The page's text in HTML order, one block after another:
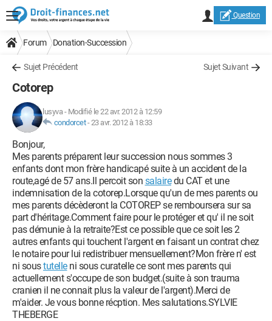
Question
Forum Donation-Succession
Sujet Précédent Sujet Suivant
Cotorep
lusyva- Modifié le 22 avr. 2012 à 12:59
condorcet-23 avr. 2012 à 18:33
Bonjour,
Mes parents préparent leur succession nous sommes 3
enfants dont mon frère handicapé suite à un accident de la
route,agé de 57 ans.Il percoit son salairedu CAT et une
indemnisation de la cotorep.Lorsque qu'un de mes parents ou
mes parents décèderont la COTOREP se remboursera sur sa
part d'héritage.Comment faire pour le protéger et qu' il ne soit
pas démunie à la retraite?Est ce possible que ce soit les 2
autres enfants qui touchent l'argent en faisant un contrat chez
le notaire pour lui redistribuer mensuellement?Mon frère n' est
ni soustutelleni sous curatelle ce sont mes parents qui
actuellement s'occupe de son budget.(suite à son trauma
cranien il ne connait plus la valeur de l'argent).Merci de
m'aider. Je vous bonne récption. Mes salutations.SYLVIE
THEBERGE